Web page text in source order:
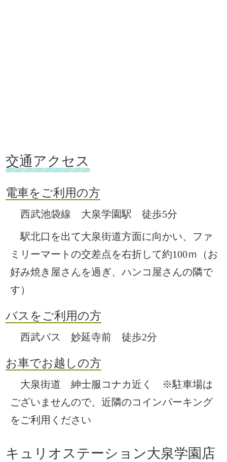
交通アクセス
電車をご利用の方
西武池袋線 大泉学園駅 徒歩5分
駅北口を出て大泉街道方面に向かい、ファ
ミリーマートの交差点を右折して約100ｍ（お
好み焼き屋さんを過ぎ、ハンコ屋さんの隣で
す）
バスをご利用の方
西武バス 妙延寺前 徒歩2分
お車でお越しの方
大泉街道 紳士服コナカ近く ※駐車場は
ございませんので、近隣のコインパーキング
をご利用ください
キュリオステーション大泉学園店